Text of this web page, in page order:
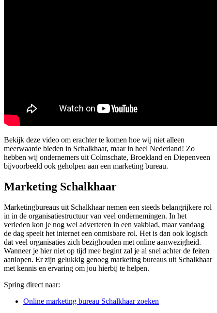
Bekijk deze video om erachter te komen hoe wij niet alleen
meerwaarde bieden in Schalkhaar, maar in heel Nederland! Zo
hebben wij ondernemers uit Colmschate, Broekland en Diepenveen
bijvoorbeeld ook geholpen aan een marketing bureau.
Marketing Schalkhaar
Marketingbureaus uit Schalkhaar nemen een steeds belangrijkere rol
in in de organisatiestructuur van veel ondernemingen. In het
verleden kon je nog wel adverteren in een vakblad, maar vandaag
de dag speelt het internet een onmisbare rol. Het is dan ook logisch
dat veel organisaties zich bezighouden met online aanwezigheid.
Wanneer je hier niet op tijd mee begint zal je al snel achter de feiten
aanlopen. Er zijn gelukkig genoeg marketing bureaus uit Schalkhaar
met kennis en ervaring om jou hierbij te helpen.
Spring direct naar:
Online marketing bureau Schalkhaar zoeken